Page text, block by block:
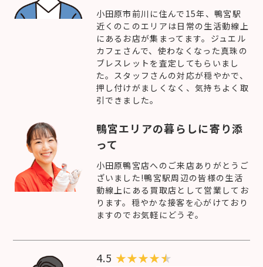
小田原市前川に住んで15年、鴨宮駅
近くのこのエリアは日常の生活動線上
にあるお店が集まってます。ジュエル
カフェさんで、使わなくなった真珠の
ブレスレットを査定してもらいまし
た。スタッフさんの対応が穏やかで、
押し付けがましくなく、気持ちよく取
引できました。
鴨宮エリアの暮らしに寄り添
って
小田原鴨宮店へのご来店ありがとうご
ざいました!鴨宮駅周辺の皆様の生活
動線上にある買取店として営業してお
ります。穏やかな接客を心がけており
ますのでお気軽にどうぞ。
4.5 ★★★★